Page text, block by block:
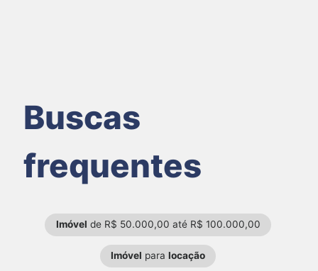
Buscas
frequentes
Imóvel de R$ 50.000,00 até R$ 100.000,00
Imóvel para locação